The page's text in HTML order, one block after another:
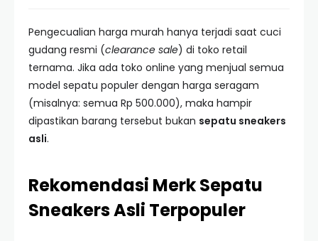
Pengecualian harga murah hanya terjadi saat cuci
gudang resmi (clearance sale) di toko retail
ternama. Jika ada toko online yang menjual semua
model sepatu populer dengan harga seragam
(misalnya: semua Rp 500.000), maka hampir
dipastikan barang tersebut bukan sepatu sneakers
asli.
Rekomendasi Merk Sepatu
Sneakers Asli Terpopuler